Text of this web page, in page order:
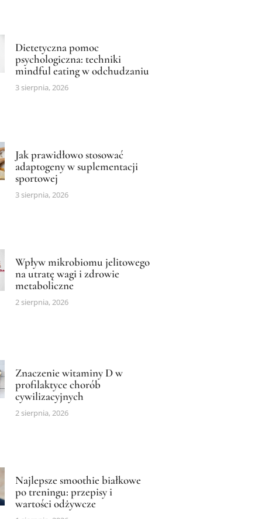
Dietetyczna pomoc
psychologiczna: techniki
mindful eating w odchudzaniu
3 sierpnia, 2026
Jak prawidłowo stosować
adaptogeny w suplementacji
sportowej
3 sierpnia, 2026
Wpływ mikrobiomu jelitowego
na utratę wagi i zdrowie
metaboliczne
2 sierpnia, 2026
Znaczenie witaminy D w
profilaktyce chorób
cywilizacyjnych
2 sierpnia, 2026
Najlepsze smoothie białkowe
po treningu: przepisy i
wartości odżywcze